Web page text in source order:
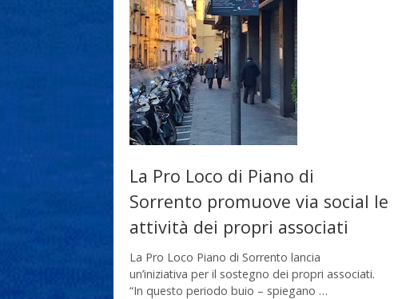
La Pro Loco di Piano di
Sorrento promuove via social le
attività dei propri associati
La Pro Loco Piano di Sorrento lancia
un’iniziativa per il sostegno dei propri associati.
“In questo periodo buio – spiegano …